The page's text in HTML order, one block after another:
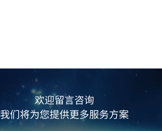
欢迎留言咨询
我们将为您提供更多服务方案